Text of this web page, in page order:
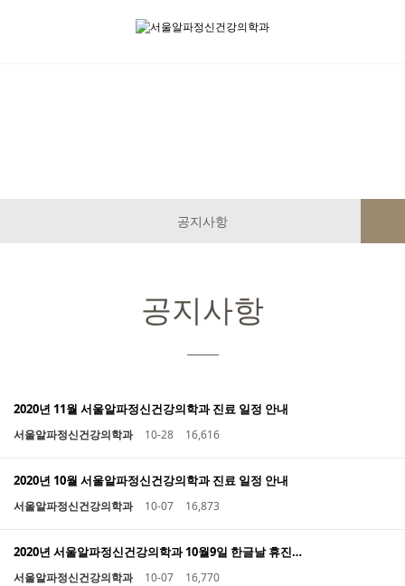
공지사항
공지사항
2020년 11월 서울알파정신건강의학과 진료 일정 안내
서울알파정신건강의학과 10-28 16,616
2020년 10월 서울알파정신건강의학과 진료 일정 안내
서울알파정신건강의학과 10-07 16,873
2020년 서울알파정신건강의학과 10월9일 한글날 휴진…
서울알파정신건강의학과 10-07 16,770